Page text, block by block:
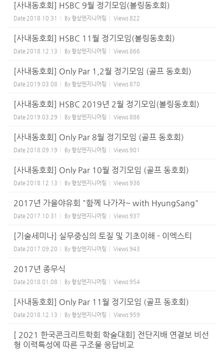
[사내동호회] HSBC 9월 정기모임(볼링동호회)
Date 2018.10.31 By 형상엔지니어링 Views 822
[사내동호회] HSBC 11월 정기모임(볼링동호회)
Date 2018.12.13 By 형상엔지니어링 Views 866
[사내동호회] Only Par 1,2월 정기모임 (골프 동호회)
Date 2019.03.08 By 형상엔지니어링 Views 870
[사내동호회] HSBC 2019년 2월 정기모임(볼링동호회)
Date 2019.03.29 By 형상엔지니어링 Views 886
[사내동호회] Only Par 8월 정기모임 (골프 동호회)
Date 2018.09.19 By 형상엔지니어링 Views 901
[사내동호회] Only Par 10월 정기모임 (골프 동호회)
Date 2018.12.13 By 형상엔지니어링 Views 936
2017년 가을야유회 "함께 나가자~ with HyungSang"
Date 2017.10.31 By 형상엔지니어링 Views 937
[기술세미나] 실무중심의 토질 및 기초이해 - 이엑스티
Date 2017.09.20 By 형상엔지니어링 Views 943
2017년 종무식
Date 2018.01.08 By 형상엔지니어링 Views 954
[사내동호회] Only Par 11월 정기모임 (골프 동호회)
Date 2018.12.13 By 형상엔지니어링 Views 959
[ 2021 한국콘크리트학회 학술대회] 전단지배 연결보 비선
형 이력특성에 따른 구조물 응답비교